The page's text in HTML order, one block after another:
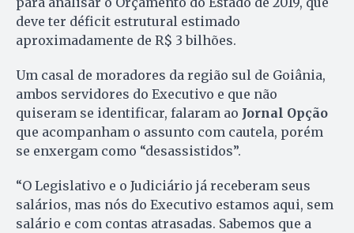
deve ter déficit estrutural estimado
aproximadamente de R$ 3 bilhões.
Um casal de moradores da região sul de Goiânia,
ambos servidores do Executivo e que não
quiseram se identificar, falaram ao Jornal Opção
que acompanham o assunto com cautela, porém
se enxergam como “desassistidos”.
“O Legislativo e o Judiciário já receberam seus
salários, mas nós do Executivo estamos aqui, sem
salário e com contas atrasadas. Sabemos que a